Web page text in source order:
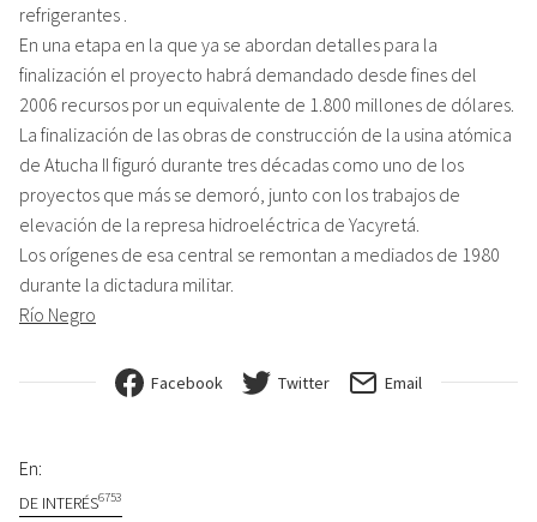
refrigerantes .
En una etapa en la que ya se abordan detalles para la
finalización el proyecto habrá demandado desde fines del
2006 recursos por un equivalente de 1.800 millones de dólares.
La finalización de las obras de construcción de la usina atómica
de Atucha II figuró durante tres décadas como uno de los
proyectos que más se demoró, junto con los trabajos de
elevación de la represa hidroeléctrica de Yacyretá.
Los orígenes de esa central se remontan a mediados de 1980
durante la dictadura militar.
Río Negro
Facebook Twitter Email
En:
DE INTERÉS6753